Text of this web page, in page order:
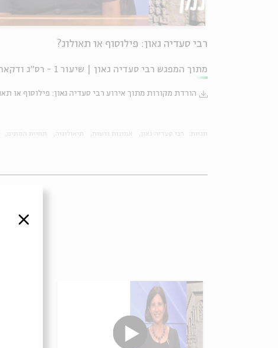
רבי סעדיה גאון: פילוסוף או תאולוג?
מתוך המפגש רבי סעדיה גאון | שיעור 1 - רס"ג ודקארט | פרופ' אסתי גולדשמידט־אייזנמן שהתקיים ב-25.05.25
הורדת מקורות מתוך אירוע רבי סעדיה גאון: פילוסוף או
סגור